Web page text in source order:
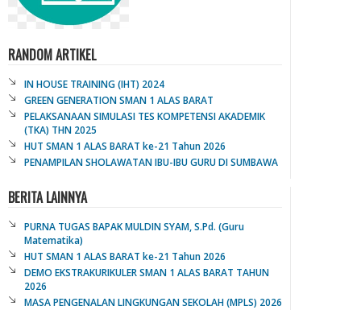
RANDOM ARTIKEL
IN HOUSE TRAINING (IHT) 2024
GREEN GENERATION SMAN 1 ALAS BARAT
PELAKSANAAN SIMULASI TES KOMPETENSI AKADEMIK
(TKA) THN 2025
HUT SMAN 1 ALAS BARAT ke-21 Tahun 2026
PENAMPILAN SHOLAWATAN IBU-IBU GURU DI SUMBAWA
BERITA LAINNYA
PURNA TUGAS BAPAK MULDIN SYAM, S.Pd. (Guru
Matematika)
HUT SMAN 1 ALAS BARAT ke-21 Tahun 2026
DEMO EKSTRAKURIKULER SMAN 1 ALAS BARAT TAHUN
2026
MASA PENGENALAN LINGKUNGAN SEKOLAH (MPLS) 2026